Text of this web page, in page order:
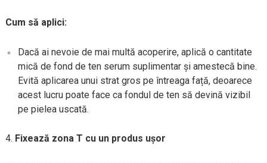
Cum să aplici:
Dacă ai nevoie de mai multă acoperire, aplică o cantitate
mică de fond de ten serum suplimentar și amestecă bine.
Evită aplicarea unui strat gros pe întreaga față, deoarece
acest lucru poate face ca fondul de ten să devină vizibil
pe pielea uscată.
Fixează zona T cu un produs ușor